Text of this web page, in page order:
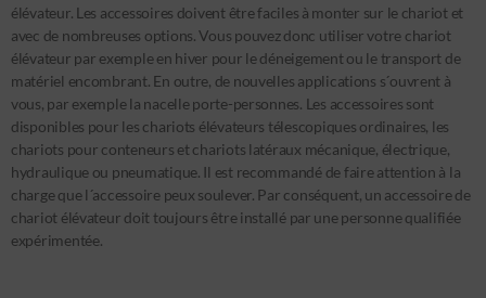
élévateur. Les accessoires doivent être faciles à monter sur le chariot et
avec de nombreuses options. Vous pouvez donc utiliser votre chariot
élévateur par exemple en hiver pour le déneigement ou le transport de
matériel encombrant. En outre, de nouvelles applications s´ouvrent à
vous, par exemple la nacelle porte-personnes. Les accessoires sont
disponibles pour les chariots élévateurs télescopiques ordinaires, les
chariots pour conteneurs et chariots latéraux mécanique, électrique,
hydraulique ou pneumatique. Il est recommandé de faire attention à la
charge que l´accessoire peux soulever. Par conséquent, un accessoire de
chariot élévateur doit toujours être installé par une personne qualifiée
expérimentée.